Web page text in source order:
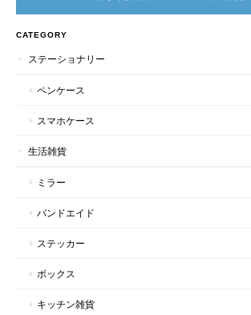
CATEGORY
ステーショナリー
ペンケース
スマホケース
生活雑貨
ミラー
バンドエイド
ステッカー
ボックス
キッチン雑貨